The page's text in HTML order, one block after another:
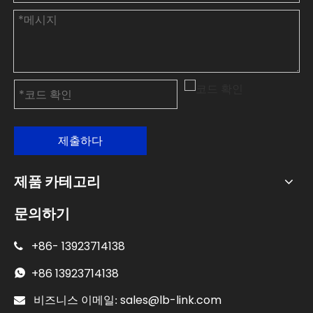
제출하다
제품 카테고리
문의하기
 +86- 13923714138
 +86 13923714138
 비즈니스 이메일: sales@lb-link.com